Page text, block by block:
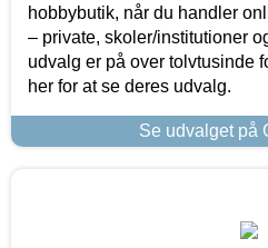
hobbybutik, når du handler
– private, skoler/institutioner
udvalg er på over tolvtusinde
her for at se deres udvalg.
Se udvalget på